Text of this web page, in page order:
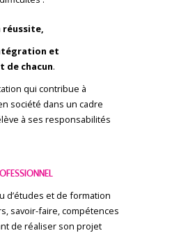
réussite,
et
de chacun.
qui contribue à
société dans un cadre
à ses responsabilités
d’études et de formation
savoir-faire, compétences
de réaliser son projet